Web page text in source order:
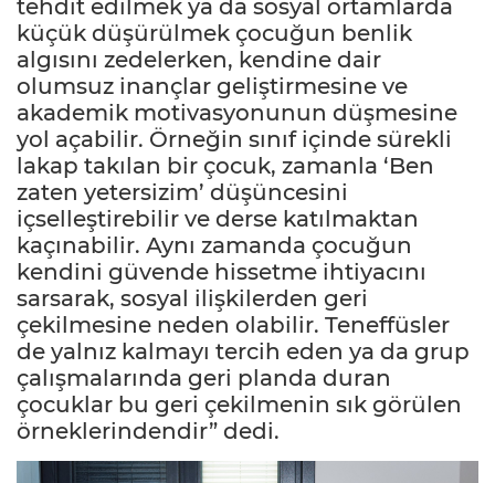
tehdit edilmek ya da sosyal ortamlarda
küçük düşürülmek çocuğun benlik
algısını zedelerken, kendine dair
olumsuz inançlar geliştirmesine ve
akademik motivasyonunun düşmesine
yol açabilir. Örneğin sınıf içinde sürekli
lakap takılan bir çocuk, zamanla ‘Ben
zaten yetersizim’ düşüncesini
içselleştirebilir ve derse katılmaktan
kaçınabilir. Aynı zamanda çocuğun
kendini güvende hissetme ihtiyacını
sarsarak, sosyal ilişkilerden geri
çekilmesine neden olabilir. Teneffüsler
de yalnız kalmayı tercih eden ya da grup
çalışmalarında geri planda duran
çocuklar bu geri çekilmenin sık görülen
örneklerindendir” dedi.